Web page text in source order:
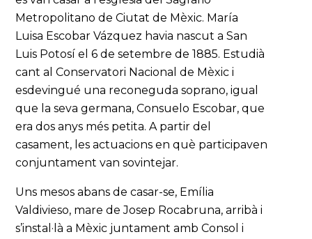
Metropolitano de Ciutat de Mèxic. María
Luisa Escobar Vázquez havia nascut a San
Luis Potosí el 6 de setembre de 1885. Estudià
cant al Conservatori Nacional de Mèxic i
esdevingué una reconeguda soprano, igual
que la seva germana, Consuelo Escobar, que
era dos anys més petita. A partir del
casament, les actuacions en què participaven
conjuntament van sovintejar.
Uns mesos abans de casar-se, Emília
Valdivieso, mare de Josep Rocabruna, arribà i
s’instal·là a Mèxic juntament amb Consol i